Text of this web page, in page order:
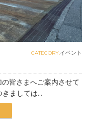
CATEGORY. イベント
皆さまへご案内させて
ましては...